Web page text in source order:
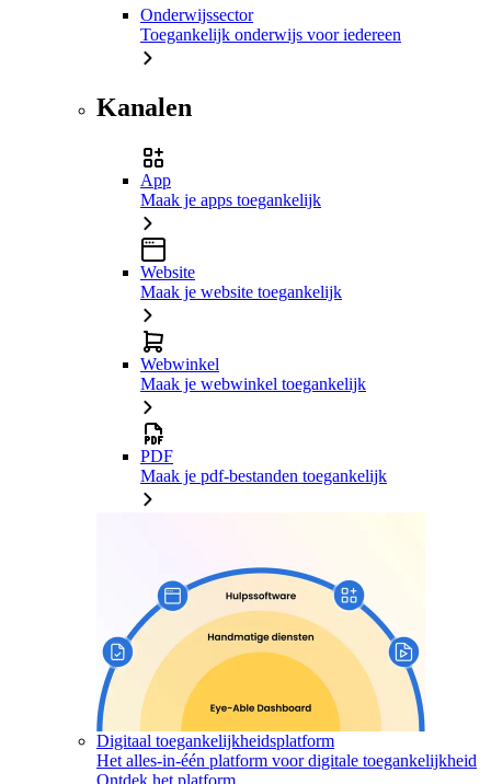
Onderwijssector
Toegankelijk onderwijs voor iedereen
Kanalen
App
Maak je apps toegankelijk
Website
Maak je website toegankelijk
Webwinkel
Maak je webwinkel toegankelijk
PDF
Maak je pdf-bestanden toegankelijk
Digitaal toegankelijkheidsplatform
Het alles-in-één platform voor digitale toegankelijkheid
Ontdek het platform